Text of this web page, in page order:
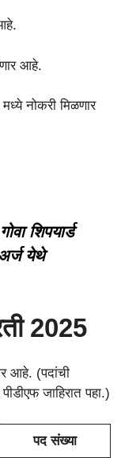
आहे.
मध्ये नोकरी मिळणार
शिपयार्ड
येथे
2025
आहे. (पदांची
जाहिरात पहा.)
पद संख्या